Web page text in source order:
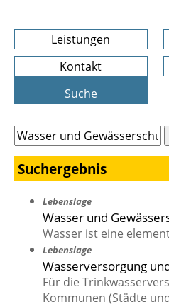
Leistungen
Kontakt
Suche
Suchergebnis
Lebenslage
Wasser und
Wasser ist eine
Lebenslage
Wasserversorgung
Für die
Kommunen (Städte